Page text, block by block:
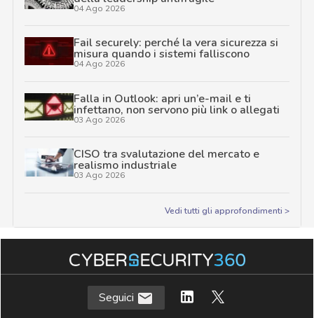
04 Ago 2026
Fail securely: perché la vera sicurezza si
misura quando i sistemi falliscono
04 Ago 2026
Falla in Outlook: apri un’e-mail e ti
infettano, non servono più link o allegati
03 Ago 2026
CISO tra svalutazione del mercato e
realismo industriale
03 Ago 2026
Vedi tutti gli approfondimenti >
Seguici